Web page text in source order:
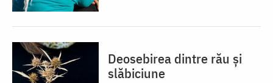
Deosebirea dintre rău și
slăbiciune